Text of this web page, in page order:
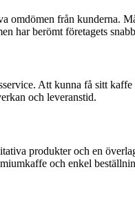
omdömen från kunderna.
har berömt företagets
Att kunna få sitt
och leveranstid.
produkter och en
och enkel